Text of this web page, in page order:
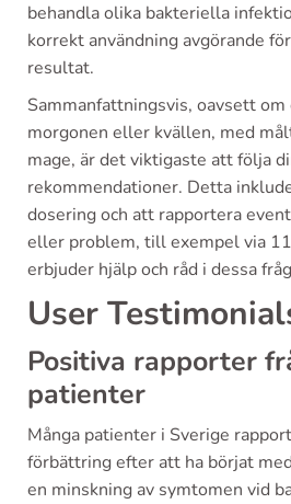
behandla olika bakteriella
korrekt användning avgörande
resultat.
Sammanfattningsvis, oavsett
morgonen eller kvällen, med
mage, är det viktigaste att följa
rekommendationer. Detta
dosering och att rapportera
eller problem, till exempel via
erbjuder hjälp och råd i dessa
User
Positiva rapporter
patienter
Många patienter i Sverige
förbättring efter att ha börjat
en minskning av symtomen vid